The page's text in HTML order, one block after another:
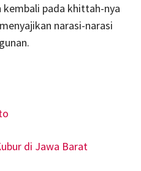
kembali pada khittah-nya
narasi-narasi
di Jawa Barat